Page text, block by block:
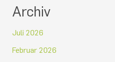
Archiv
Juli 2026
Februar 2026